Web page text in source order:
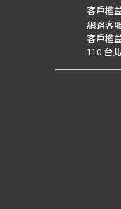
客戶權
網路客
客戶權
110 台